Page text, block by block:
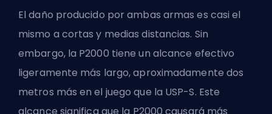
El daño producido por ambas armas es casi el
mismo a cortas y medias distancias. Sin
embargo, la P2000 tiene un alcance efectivo
ligeramente más largo, aproximadamente dos
metros más en el juego que la USP-S. Este
alcance significa que la P2000 causará más